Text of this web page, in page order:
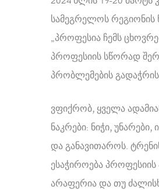
სამეგრელოს რეგიონის
„პროფესია ჩემს
პროფესიის სწორად
პრობლემების
ვფიქრობ, ყველა
ნაკრები: ნიჭი,
და განავითაროს.
ესაჭიროება
არაფერია და თუ